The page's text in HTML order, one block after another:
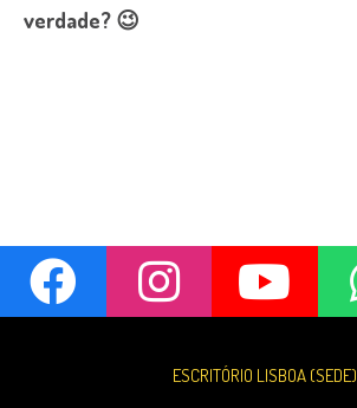
verdade? 😉
ESCRITÓRIO LISBOA (SEDE)